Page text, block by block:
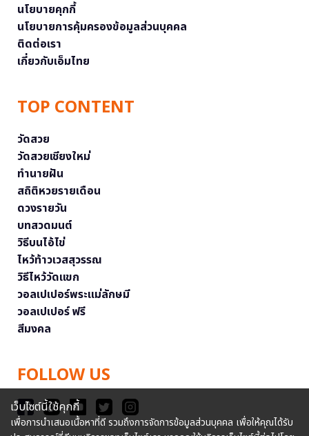
นโยบายคุกกี้
นโยบายการคุ้มครองข้อมูลส่วนบุคคล
ติดต่อเรา
เกี่ยวกับเอ็มไทย
TOP CONTENT
วัดสวย
วัดสวยเชียงใหม่
ทำนายฝัน
สถิติหวยรายเดือน
ดวงรายวัน
บทสวดมนต์
วิธีบนไอ้ไข่
ไหว้ท้าวเวสสุวรรณ
วิธีไหว้วัดแขก
วอลเปเปอร์พระแม่ลักษมี
วอลเปเปอร์ ฟรี
สีมงคล
FOLLOW US
เว็บไซต์นี้ใช้คุกกี้
เพื่อการนำเสนอเนื้อหาที่ดี รวมถึงการจัดการข้อมูลส่วนบุคคล เพื่อให้คุณได้รับ